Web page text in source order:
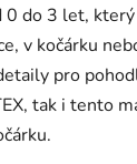
0 do 3 let,
v kočárku
pro
tak i tento